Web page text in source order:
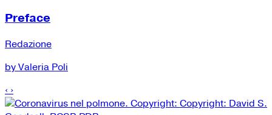
Preface
Redazione
by Valeria Poli
‹ ›